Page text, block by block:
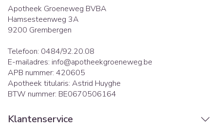
Apotheek Groeneweg BVBA
Hamsesteenweg 3A
9200 Grembergen
Telefoon: 0484/92.20.08
E-mailadres: info@apotheekgroeneweg.be
APB nummer: 420605
Apotheek titularis: Astrid Huyghe
BTW nummer: BE0670506164
Klantenservice